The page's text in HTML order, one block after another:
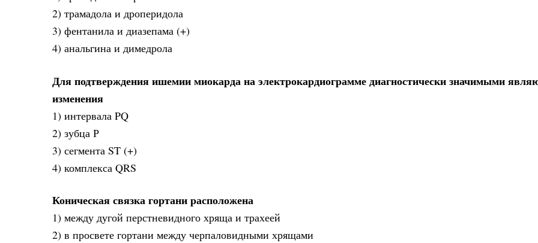
2) трамадола и дроперидола
3) фентанила и диазепама (+)
4) анальгина и димедрола
Для подтверждения ишемии миокарда на электрокардиограмме диагностически значимыми
изменения
1) интервала PQ
2) зубца Р
3) сегмента ST (+)
4) комплекса QRS
Коническая связка гортани расположена
1) между дугой перстневидного хряща и трахеей
2) в просвете гортани между черпаловидными хрящами